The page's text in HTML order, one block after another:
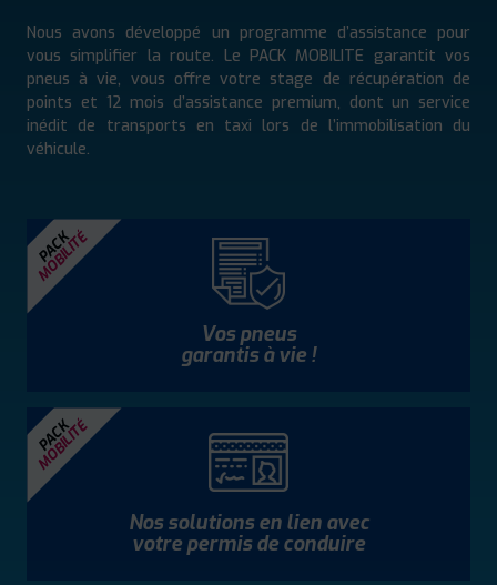
Nous avons développé un programme d’assistance pour
vous simplifier la route. Le PACK MOBILITE garantit vos
pneus à vie, vous offre votre stage de récupération de
points et 12 mois d’assistance premium, dont un service
inédit de transports en taxi lors de l’immobilisation du
véhicule.
PACK
MOBILITÉ
Vos pneus
garantis à vie !
PACK
MOBILITÉ
Nos solutions en lien avec
votre permis de conduire